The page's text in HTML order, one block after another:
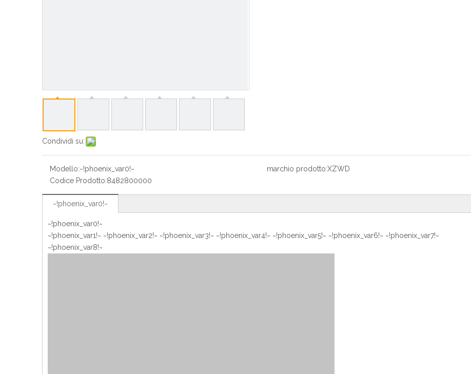
Condividi su:
Modello:~!phoenix_var0!~ marchio prodotto:XZWD
Codice Prodotto:8482800000
~!phoenix_var0!~
~!phoenix_var0!~
~!phoenix_var1!~ ~!phoenix_var2!~ ~!phoenix_var3!~ ~!phoenix_var4!~ ~!phoenix_var5!~ ~!phoenix_var6!~ ~!phoenix_var7!~
~!phoenix_var8!~